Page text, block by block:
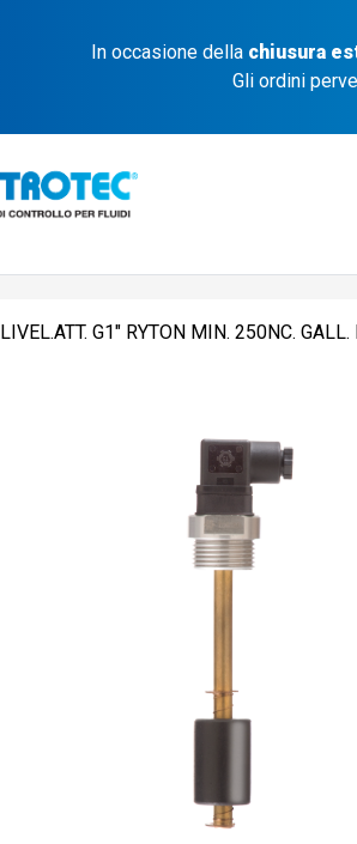
In occasione della chiusura
Gli ordini
LIVEL.ATT. G1″ RYTON MIN. 250NC. GALL.